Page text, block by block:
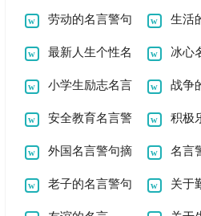
劳动的名言警句 生活
最新人生个性名
言语句
冰心
小学生励志名言
警句
战争
安全教育名言警
句
积极
警句
外国名言警句摘
抄
名言
老子的名言警句 关于